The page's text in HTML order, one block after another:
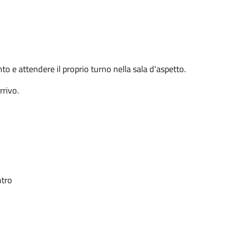
e attendere il proprio turno nella sala d'aspetto.